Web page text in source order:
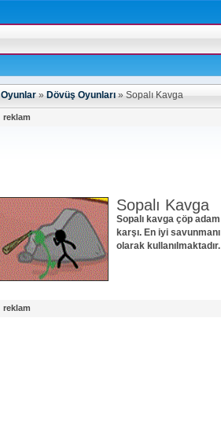
Oyunlar » Dövüş Oyunları »Sopalı Kavga
reklam
Sopalı Kavga
Sopalı kavga çöp
karşı. En iyi
olarak kullanılmaktadır.
reklam